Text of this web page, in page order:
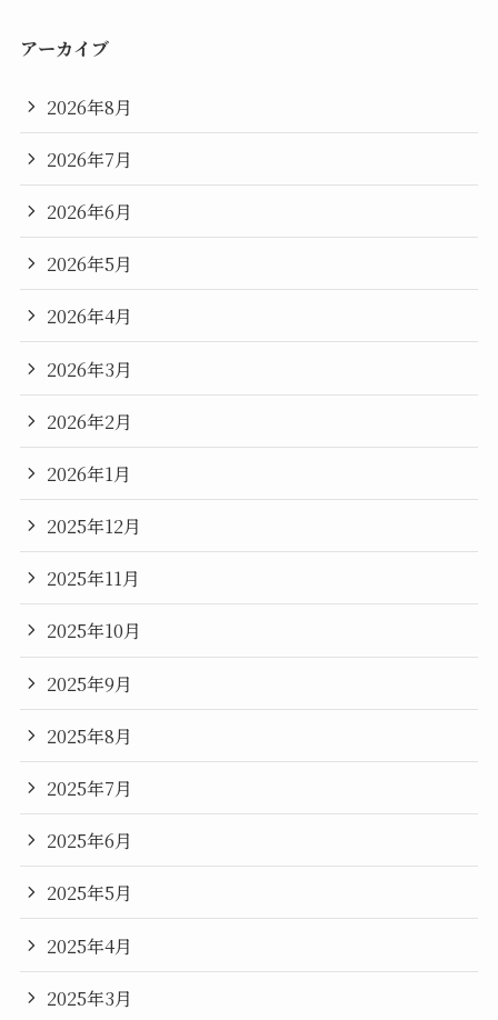
アーカイブ
2026年8月
2026年7月
2026年6月
2026年5月
2026年4月
2026年3月
2026年2月
2026年1月
2025年12月
2025年11月
2025年10月
2025年9月
2025年8月
2025年7月
2025年6月
2025年5月
2025年4月
2025年3月